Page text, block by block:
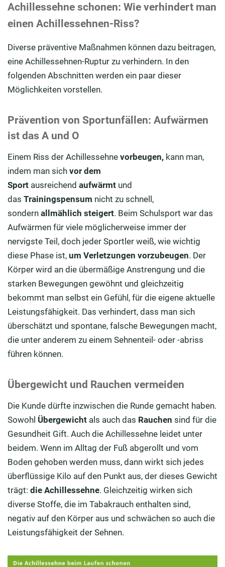
Achillessehne schonen: Wie verhindert man
einen Achillessehnen-Riss?
Diverse präventive Maßnahmen können dazu beitragen,
eine Achillessehnen-Ruptur zu verhindern. In den
folgenden Abschnitten werden ein paar dieser
Möglichkeiten vorstellen.
Prävention von Sportunfällen: Aufwärmen
ist das A und O
Einem Riss der Achillessehne vorbeugen, kann man,
indem man sich vor dem
Sport ausreichend aufwärmt und
das Trainingspensum nicht zu schnell,
sondern allmählich steigert. Beim Schulsport war das
Aufwärmen für viele möglicherweise immer der
nervigste Teil, doch jeder Sportler weiß, wie wichtig
diese Phase ist, um Verletzungen vorzubeugen. Der
Körper wird an die übermäßige Anstrengung und die
starken Bewegungen gewöhnt und gleichzeitig
bekommt man selbst ein Gefühl, für die eigene aktuelle
Leistungsfähigkeit. Das verhindert, dass man sich
überschätzt und spontane, falsche Bewegungen macht,
die unter anderem zu einem Sehnenteil- oder -abriss
führen können.
Übergewicht und Rauchen vermeiden
Die Kunde dürfte inzwischen die Runde gemacht haben.
Sowohl Übergewicht als auch das Rauchen sind für die
Gesundheit Gift. Auch die Achillessehne leidet unter
beidem. Wenn im Alltag der Fuß abgerollt und vom
Boden gehoben werden muss, dann wirkt sich jedes
überflüssige Kilo auf den Punkt aus, der dieses Gewicht
trägt: die Achillessehne. Gleichzeitig wirken sich
diverse Stoffe, die im Tabakrauch enthalten sind,
negativ auf den Körper aus und schwächen so auch die
Leistungsfähigkeit der Sehnen.